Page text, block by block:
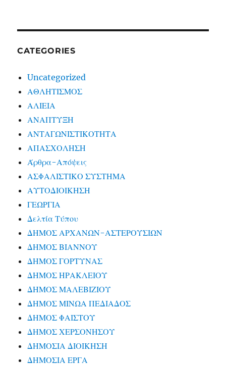
CATEGORIES
Uncategorized
ΑΘΛΗΤΙΣΜΟΣ
ΑΛΙΕΙΑ
ΑΝΑΠΤΥΞΗ
ΑΝΤΑΓΩΝΙΣΤΙΚΟΤΗΤΑ
ΑΠΑΣΧΟΛΗΣΗ
Άρθρα-Απόψεις
ΑΣΦΑΛΙΣΤΙΚΟ ΣΥΣΤΗΜΑ
ΑΥΤΟΔΙΟΙΚΗΣΗ
ΓΕΩΡΓΙΑ
Δελτία Τύπου
ΔΗΜΟΣ ΑΡΧΑΝΩΝ-ΑΣΤΕΡΟΥΣΙΩΝ
ΔΗΜΟΣ ΒΙΑΝΝΟΥ
ΔΗΜΟΣ ΓΟΡΤΥΝΑΣ
ΔΗΜΟΣ ΗΡΑΚΛΕΙΟΥ
ΔΗΜΟΣ ΜΑΛΕΒΙΖΙΟΥ
ΔΗΜΟΣ ΜΙΝΩΑ ΠΕΔΙΑΔΟΣ
ΔΗΜΟΣ ΦΑΙΣΤΟΥ
ΔΗΜΟΣ ΧΕΡΣΟΝΗΣΟΥ
ΔΗΜΟΣΙΑ ΔΙΟΙΚΗΣΗ
ΔΗΜΟΣΙΑ ΕΡΓΑ